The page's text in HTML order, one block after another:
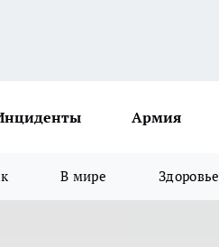
Армия
В мире Здоровье